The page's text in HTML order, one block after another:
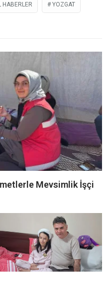
HABERLER YOZGAT
Mevsimlik İşçi